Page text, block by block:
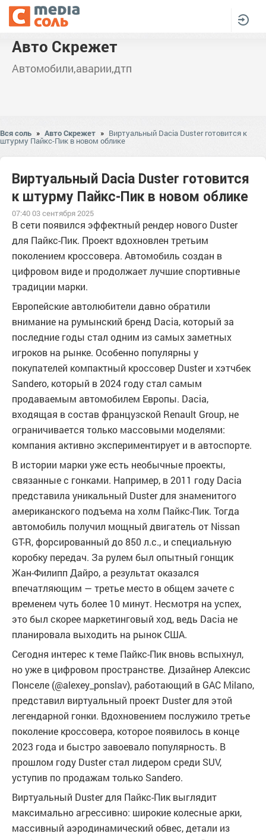
Авто Скрежет
Автомобили,аварии,дтп
Вся соль » Авто Скрежет » Виртуальный Dacia Duster готовится к
штурму Пайкс-Пик в новом облике
Виртуальный Dacia Duster готовится
к штурму Пайкс-Пик в новом облике
07:40 03 сентября 2025
В сети появился эффектный рендер нового Duster
для Пайкс-Пик. Проект вдохновлен третьим
поколением кроссовера. Автомобиль создан в
цифровом виде и продолжает лучшие спортивные
традиции марки.
Европейские автолюбители давно обратили
внимание на румынский бренд Dacia, который за
последние годы стал одним из самых заметных
игроков на рынке. Особенно популярны у
покупателей компактный кроссовер Duster и хэтчбек
Sandero, который в 2024 году стал самым
продаваемым автомобилем Европы. Dacia,
входящая в состав французской Renault Group, не
ограничивается только массовыми моделями:
компания активно экспериментирует и в автоспорте.
В истории марки уже есть необычные проекты,
связанные с гонками. Например, в 2011 году Dacia
представила уникальный Duster для знаменитого
американского подъема на холм Пайкс-Пик. Тогда
автомобиль получил мощный двигатель от Nissan
GT-R, форсированный до 850 л.с., и специальную
коробку передач. За рулем был опытный гонщик
Жан-Филипп Дайро, а результат оказался
впечатляющим — третье место в общем зачете с
временем чуть более 10 минут. Несмотря на успех,
это был скорее маркетинговый ход, ведь Dacia не
планировала выходить на рынок США.
Сегодня интерес к теме Пайкс-Пик вновь вспыхнул,
но уже в цифровом пространстве. Дизайнер Алексис
Понселе (@alexey_ponslav), работающий в GAC Milano,
представил виртуальный проект Duster для этой
легендарной гонки. Вдохновением послужило третье
поколение кроссовера, которое появилось в конце
2023 года и быстро завоевало популярность. В
прошлом году Duster стал лидером среди SUV,
уступив по продажам только Sandero.
Виртуальный Duster для Пайкс-Пик выглядит
максимально агрессивно: широкие колесные арки,
массивный аэродинамический обвес, детали из